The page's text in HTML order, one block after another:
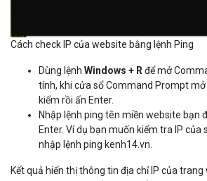
Cách check IP của website bằng lệnh Ping
Dùng lệnh Windows + Rđể mở
tính, khi cửa sổ Command Prompt
kiếm rồi ấn Enter.
Nhập lệnh ping tên miền website bạn
Enter. Ví dụ bạn muốn kiểm tra IP của
nhập lệnh ping kenh14.vn.
Kết quả hiển thị thông tin địa chỉ IP của